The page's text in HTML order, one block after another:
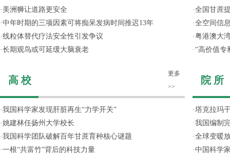
· 美洲狮让道路更安全
·中年时期的三项因素可将痴呆发病时间推迟13年
·线粒体替代疗法安全性引发争议
·长期观鸟或可延缓大脑衰老
高 校
更多
>>
·我国科学家发现肝脏再生“力学开关”
·姚建林任扬州大学校长
·我国科学团队破解百年甘蔗育种核心谜题
·一根“共富竹”背后的科技力量
·全国甘蔗
·全空间信
·粤港澳大
·“高价值专
院 所
·塔克拉玛
·我国编制
·全球变暖
·中国科学